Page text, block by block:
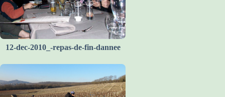
12-dec-2010_-repas-de-fin-dannee